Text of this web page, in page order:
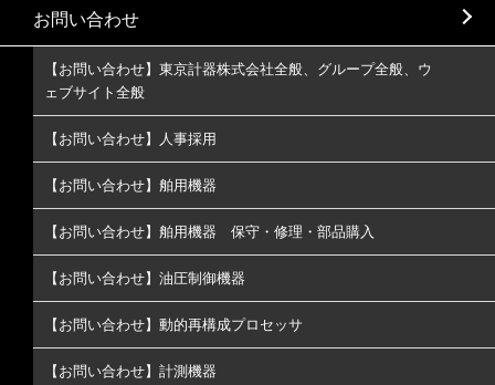
お問い合わせ
【お問い合わせ】東京計器株式会社全般、グループ全般、ウ
ェブサイト全般
【お問い合わせ】人事採用
【お問い合わせ】舶用機器
【お問い合わせ】舶用機器 保守・修理・部品購入
【お問い合わせ】油圧制御機器
【お問い合わせ】動的再構成プロセッサ
【お問い合わせ】計測機器